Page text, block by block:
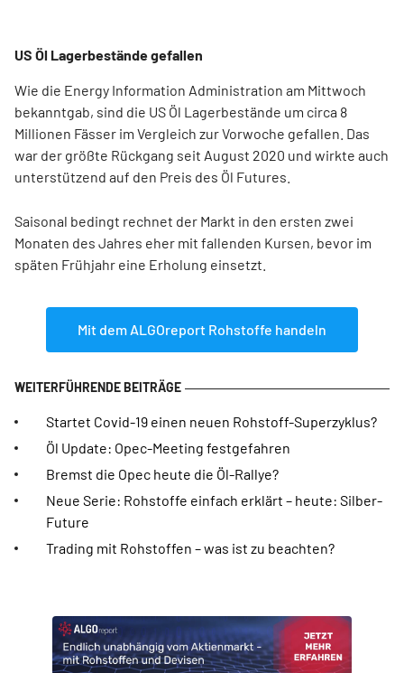
US Öl Lagerbestände gefallen
Wie die Energy Information Administration am Mittwoch
bekanntgab, sind die US Öl Lagerbestände um circa 8
Millionen Fässer im Vergleich zur Vorwoche gefallen. Das
war der größte Rückgang seit August 2020 und wirkte auch
unterstützend auf den Preis des Öl Futures.
Saisonal bedingt rechnet der Markt in den ersten zwei
Monaten des Jahres eher mit fallenden Kursen, bevor im
späten Frühjahr eine Erholung einsetzt.
Mit dem ALGOreport Rohstoffe handeln
Startet Covid-19 einen neuen Rohstoff-Superzyklus?
Öl Update: Opec-Meeting festgefahren
Bremst die Opec heute die Öl-Rallye?
Neue Serie: Rohstoffe einfach erklärt – heute: Silber-
Future
Trading mit Rohstoffen – was ist zu beachten?